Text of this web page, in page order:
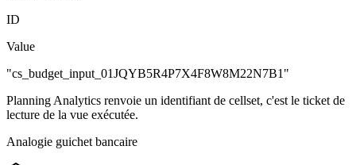
ID
Value
"cs_budget_input_01JQYB5R4P7X4F8W8M22N7B1"
Planning Analytics renvoie un identifiant de cellset, c'est le ticket de
lecture de la vue exécutée.
Analogie guichet bancaire